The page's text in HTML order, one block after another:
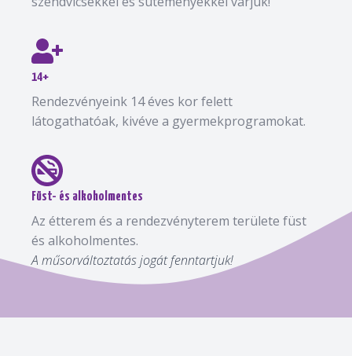
14+
Rendezvényeink 14 éves kor felett
látogathatóak, kivéve a gyermekprogramokat.
Füst- és alkoholmentes
Az étterem és a rendezvényterem területe füst
és alkoholmentes.
A műsorváltoztatás jogát fenntartjuk!